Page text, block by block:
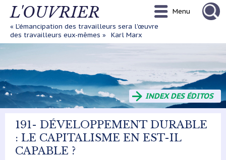
Aller
principal
L'OUVRIER
« L'émancipation des travailleurs sera l'œuvre
des travailleurs eux-mêmes »
Karl Marx
Menu
INDEX DES ÉDITOS
191- DÉVELOPPEMENT DURABLE
: LE CAPITALISME EN EST-IL
CAPABLE ?